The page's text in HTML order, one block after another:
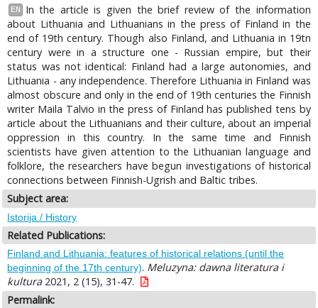
EN
In the article is given the brief review of the information
about Lithuania and Lithuanians in the press of Finland in the
end of 19th century. Though also Finland, and Lithuania in 19tn
century were in a structure one - Russian empire, but their
status was not identical: Finland had a large autonomies, and
Lithuania - any independence. Therefore Lithuania in Finland was
almost obscure and only in the end of 19th centuries the Finnish
writer Maila Talvio in the press of Finland has published tens by
article about the Lithuanians and their culture, about an imperial
oppression in this country. In the same time and Finnish
scientists have given attention to the Lithuanian language and
folklore, the researchers have begun investigations of historical
connections between Finnish-Ugrish and Baltic tribes.
Subject area:
Istorija / History
Related Publications:
Finland and Lithuania: features of historical relations (until the
beginning of the 17th century). Meluzyna: dawna literatura i
kultura2021, 2 (15), 31-47.
Permalink: